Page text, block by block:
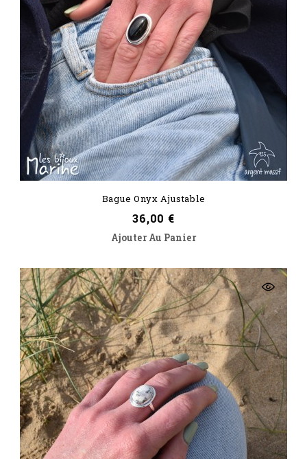
Bague Onyx Ajustable
Prix
36,00 €
Ajouter Au Panier